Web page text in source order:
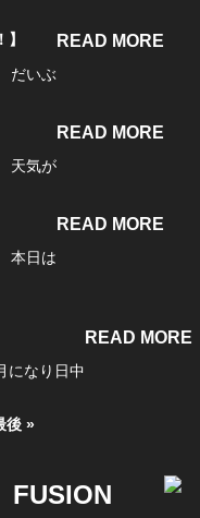
だいぶ
READ MORE
天気が
READ MORE
本日は
READ MORE
になり日中
READ MORE
後 »
FUSION